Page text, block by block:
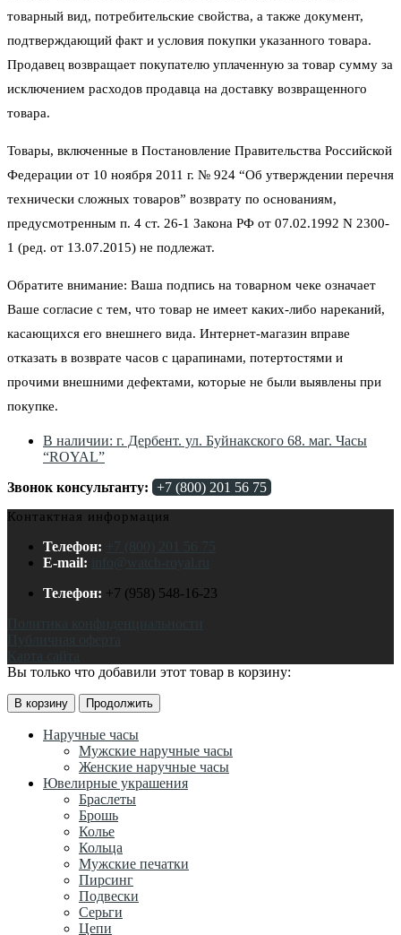
товарный вид, потребительские свойства, а также документ,
подтверждающий факт и условия покупки указанного товара.
Продавец возвращает покупателю уплаченную за товар сумму за
исключением расходов продавца на доставку возвращенного
товара.
Товары, включенные в Постановление Правительства Российской
Федерации от 10 ноября 2011 г. № 924 “Об утверждении перечня
технически сложных товаров” возврату по основаниям,
предусмотренным п. 4 ст. 26-1 Закона РФ от 07.02.1992 N 2300-
1 (ред. от 13.07.2015) не подлежат.
Обратите внимание: Ваша подпись на товарном чеке означает
Ваше согласие с тем, что товар не имеет каких-либо нареканий,
касающихся его внешнего вида. Интернет-магазин вправе
отказать в возврате часов с царапинами, потертостями и
прочими внешними дефектами, которые не были выявлены при
покупке.
В наличии: г. Дербент. ул. Буйнакского 68. маг. Часы
“ROYAL”
Звонок консультанту: +7 (800) 201 56 75
Контактная информация
Телефон:
+7 (800) 201 56 75
E-mail:
Телефон: +7 (958) 548-16-23
Карта сайта
Вы только что добавили этот товар в корзину:
В корзину Продолжить
Наручные часы
Мужские наручные часы
Женские наручные часы
Ювелирные украшения
Браслеты
Брошь
Колье
Кольца
Мужские печатки
Пирсинг
Подвески
Серьги
Цепи